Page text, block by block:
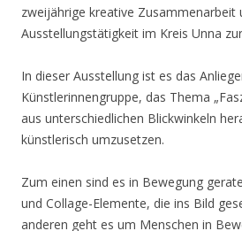
zweijährige kreative Zusammenarbeit
Ausstellungstätigkeit im Kreis Unna
In dieser Ausstellung ist es das
Künstlerinnengruppe, das Thema
aus unterschiedlichen Blickwinkeln
künstlerisch umzusetzen.
Zum einen sind es in Bewegung
und Collage-Elemente, die ins Bild
anderen geht es um Menschen in